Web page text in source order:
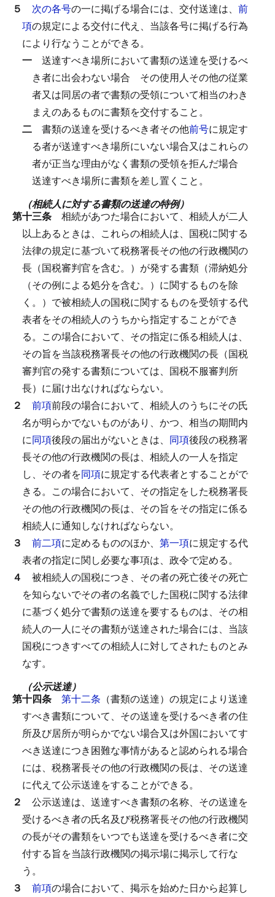
５ 次の各号の一に掲げる場合には、交付送達は、 前
項の規定による交付に代え、当該各号に掲げる行為
により行なうことができる。
一 送達すべき場所において書類の送達を受けるべ
き者に出会わない場合
その使用人その他の従業
者又は同居の者で書類の受領について相当のわき
まえのあるものに書類を交付すること。
二 書類の送達を受けるべき者その他前号に規定す
る者が送達すべき場所にいない場合又はこれらの
者が正当な理由がなく書類の受領を拒んだ場合
送達すべき場所に書類を差し置くこと。
（相続人に対する書類の送達の特例）
第十三条 相続があつた場合において、相続人が二人
以上あるときは、これらの相続人は、国税に関する
法律の規定に基づいて税務署長その他の行政機関の
長（国税審判官を含む。）が発する書類（滞納処分
（その例による処分を含む。）に関するものを除
く。）で被相続人の国税に関するものを受領する代
表者をその相続人のうちから指定することができ
る。 この場合において、その指定に係る相続人は、
その旨を当該税務署長その他の行政機関の長（国税
審判官の発する書類については、国税不服審判所
長）に届け出なければならない。
２ 前項前段の場合において、相続人のうちにその氏
名が明らかでないものがあり、かつ、相当の期間内
に同項後段の届出がないときは、 同項後段の税務署
長その他の行政機関の長は、相続人の一人を指定
し、その者を同項に規定する代表者とすることがで
きる。 この場合において、その指定をした税務署長
その他の行政機関の長は、その旨をその指定に係る
相続人に通知しなければならない。
３ 前二項に定めるもののほか、 第一項に規定する代
表者の指定に関し必要な事項は、政令で定める。
４ 被相続人の国税につき、その者の死亡後その死亡
を知らないでその者の名義でした国税に関する法律
に基づく処分で書類の送達を要するものは、その相
続人の一人にその書類が送達された場合には、当該
国税につきすべての相続人に対してされたものとみ
なす。
（公示送達）
第十四条 第十二条 （書類の送達）の規定により送達
すべき書類について、その送達を受けるべき者の住
所及び居所が明らかでない場合又は外国においてす
べき送達につき困難な事情があると認められる場合
には、税務署長その他の行政機関の長は、その送達
に代えて公示送達をすることができる。
２ 公示送達は、送達すべき書類の名称、その送達を
受けるべき者の氏名及び税務署長その他の行政機関
の長がその書類をいつでも送達を受けるべき者に交
付する旨を当該行政機関の掲示場に掲示して行な
う。
３ 前項の場合において、掲示を始めた日から起算し